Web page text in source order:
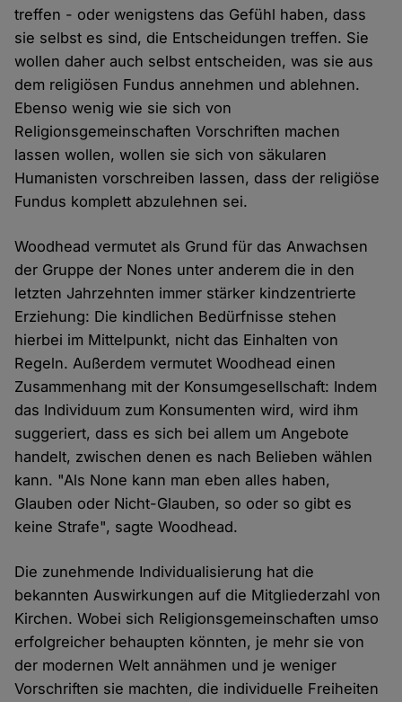
treffen - oder wenigstens das Gefühl haben, dass
sie selbst es sind, die Entscheidungen treffen. Sie
wollen daher auch selbst entscheiden, was sie aus
dem religiösen Fundus annehmen und ablehnen.
Ebenso wenig wie sie sich von
Religionsgemeinschaften Vorschriften machen
lassen wollen, wollen sie sich von säkularen
Humanisten vorschreiben lassen, dass der religiöse
Fundus komplett abzulehnen sei.
Woodhead vermutet als Grund für das Anwachsen
der Gruppe der Nones unter anderem die in den
letzten Jahrzehnten immer stärker kindzentrierte
Erziehung: Die kindlichen Bedürfnisse stehen
hierbei im Mittelpunkt, nicht das Einhalten von
Regeln. Außerdem vermutet Woodhead einen
Zusammenhang mit der Konsumgesellschaft: Indem
das Individuum zum Konsumenten wird, wird ihm
suggeriert, dass es sich bei allem um Angebote
handelt, zwischen denen es nach Belieben wählen
kann. "Als None kann man eben alles haben,
Glauben oder Nicht-Glauben, so oder so gibt es
keine Strafe", sagte Woodhead.
Die zunehmende Individualisierung hat die
bekannten Auswirkungen auf die Mitgliederzahl von
Kirchen. Wobei sich Religionsgemeinschaften umso
erfolgreicher behaupten könnten, je mehr sie von
der modernen Welt annähmen und je weniger
Vorschriften sie machten, die individuelle Freiheiten